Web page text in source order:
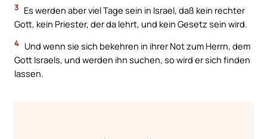
3 Es werden aber viel Tage sein in Israel, daß kein rechter
Gott, kein Priester, der da lehrt, und kein Gesetz sein wird.
4 Und wenn sie sich bekehren in ihrer Not zum Herrn, dem
Gott Israels, und werden ihn suchen, so wird er sich finden
lassen.